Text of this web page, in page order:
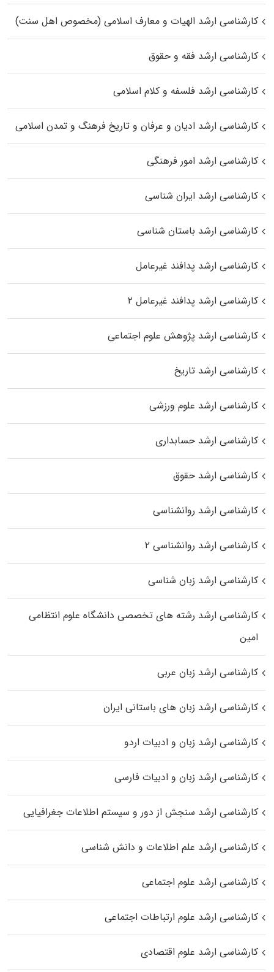
کارشناسی ارشد الهیات و معارف اسلامی (مخصوص اهل سنت)
کارشناسی ارشد فقه و حقوق
کارشناسی ارشد فلسفه و کلام اسلامی
کارشناسی ارشد ادیان و عرفان و تاریخ فرهنگ و تمدن اسلامی
کارشناسی ارشد امور فرهنگی
کارشناسی ارشد ایران شناسی
کارشناسی ارشد باستان شناسی
کارشناسی ارشد پدافند غیرعامل
کارشناسی ارشد پدافند غیرعامل ۲
کارشناسی ارشد پژوهش علوم اجتماعی
کارشناسی ارشد تاریخ
کارشناسی ارشد علوم ورزشی
کارشناسی ارشد حسابداری
کارشناسی ارشد حقوق
کارشناسی ارشد روانشناسی
کارشناسی ارشد روانشناسی ۲
کارشناسی ارشد زبان شناسی
کارشناسی ارشد رﺷﺘﻪ ﻫﺎی تخصصی داﻧﺸﮕﺎه ﻋﻠﻮم انتظامی
اﻣﻴﻦ
کارشناسی ارشد زبان عربی
کارشناسی ارشد زبان‌ های باستانی ایران
کارشناسی ارشد زبان و ادبیات اردو
کارشناسی ارشد زبان و ادبیات فارسی
کارشناسی ارشد سنجش از دور و سیستم اطلاعات جغرافیایی
کارشناسی ارشد علم اطلاعات و دانش شناسی
کارشناسی ارشد علوم اجتماعی
کارشناسی ارشد علوم ارتباطات اجتماعی
کارشناسی ارشد علوم اقتصادی